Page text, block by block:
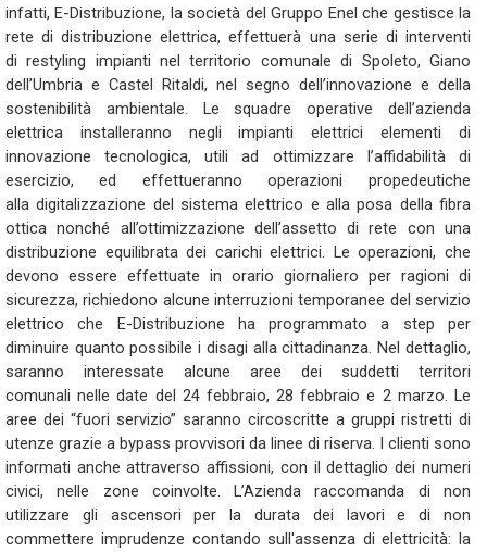
infatti, E-Distribuzione, la società del Gruppo Enel che gestisce la
rete di distribuzione elettrica, effettuerà una serie di interventi
di restyling impianti nel territorio comunale di Spoleto, Giano
dell’Umbria e Castel Ritaldi, nel segno dell’innovazione e della
sostenibilità ambientale. Le squadre operative dell’azienda
elettrica installeranno negli impianti elettrici elementi di
innovazione tecnologica, utili ad ottimizzare l’affidabilità di
esercizio, ed effettueranno operazioni propedeutiche
alla digitalizzazione del sistema elettrico e alla posa della fibra
ottica nonché all’ottimizzazione dell’assetto di rete con una
distribuzione equilibrata dei carichi elettrici. Le operazioni, che
devono essere effettuate in orario giornaliero per ragioni di
sicurezza, richiedono alcune interruzioni temporanee del servizio
elettrico che E-Distribuzione ha programmato a step per
diminuire quanto possibile i disagi alla cittadinanza. Nel dettaglio,
saranno interessate alcune aree dei suddetti territori
comunali nelle date del 24 febbraio, 28 febbraio e 2 marzo. Le
aree dei “fuori servizio” saranno circoscritte a gruppi ristretti di
utenze grazie a bypass provvisori da linee di riserva. I clienti sono
informati anche attraverso affissioni, con il dettaglio dei numeri
civici, nelle zone coinvolte. L’Azienda raccomanda di non
utilizzare gli ascensori per la durata dei lavori e di non
commettere imprudenze contando sull'assenza di elettricità: la